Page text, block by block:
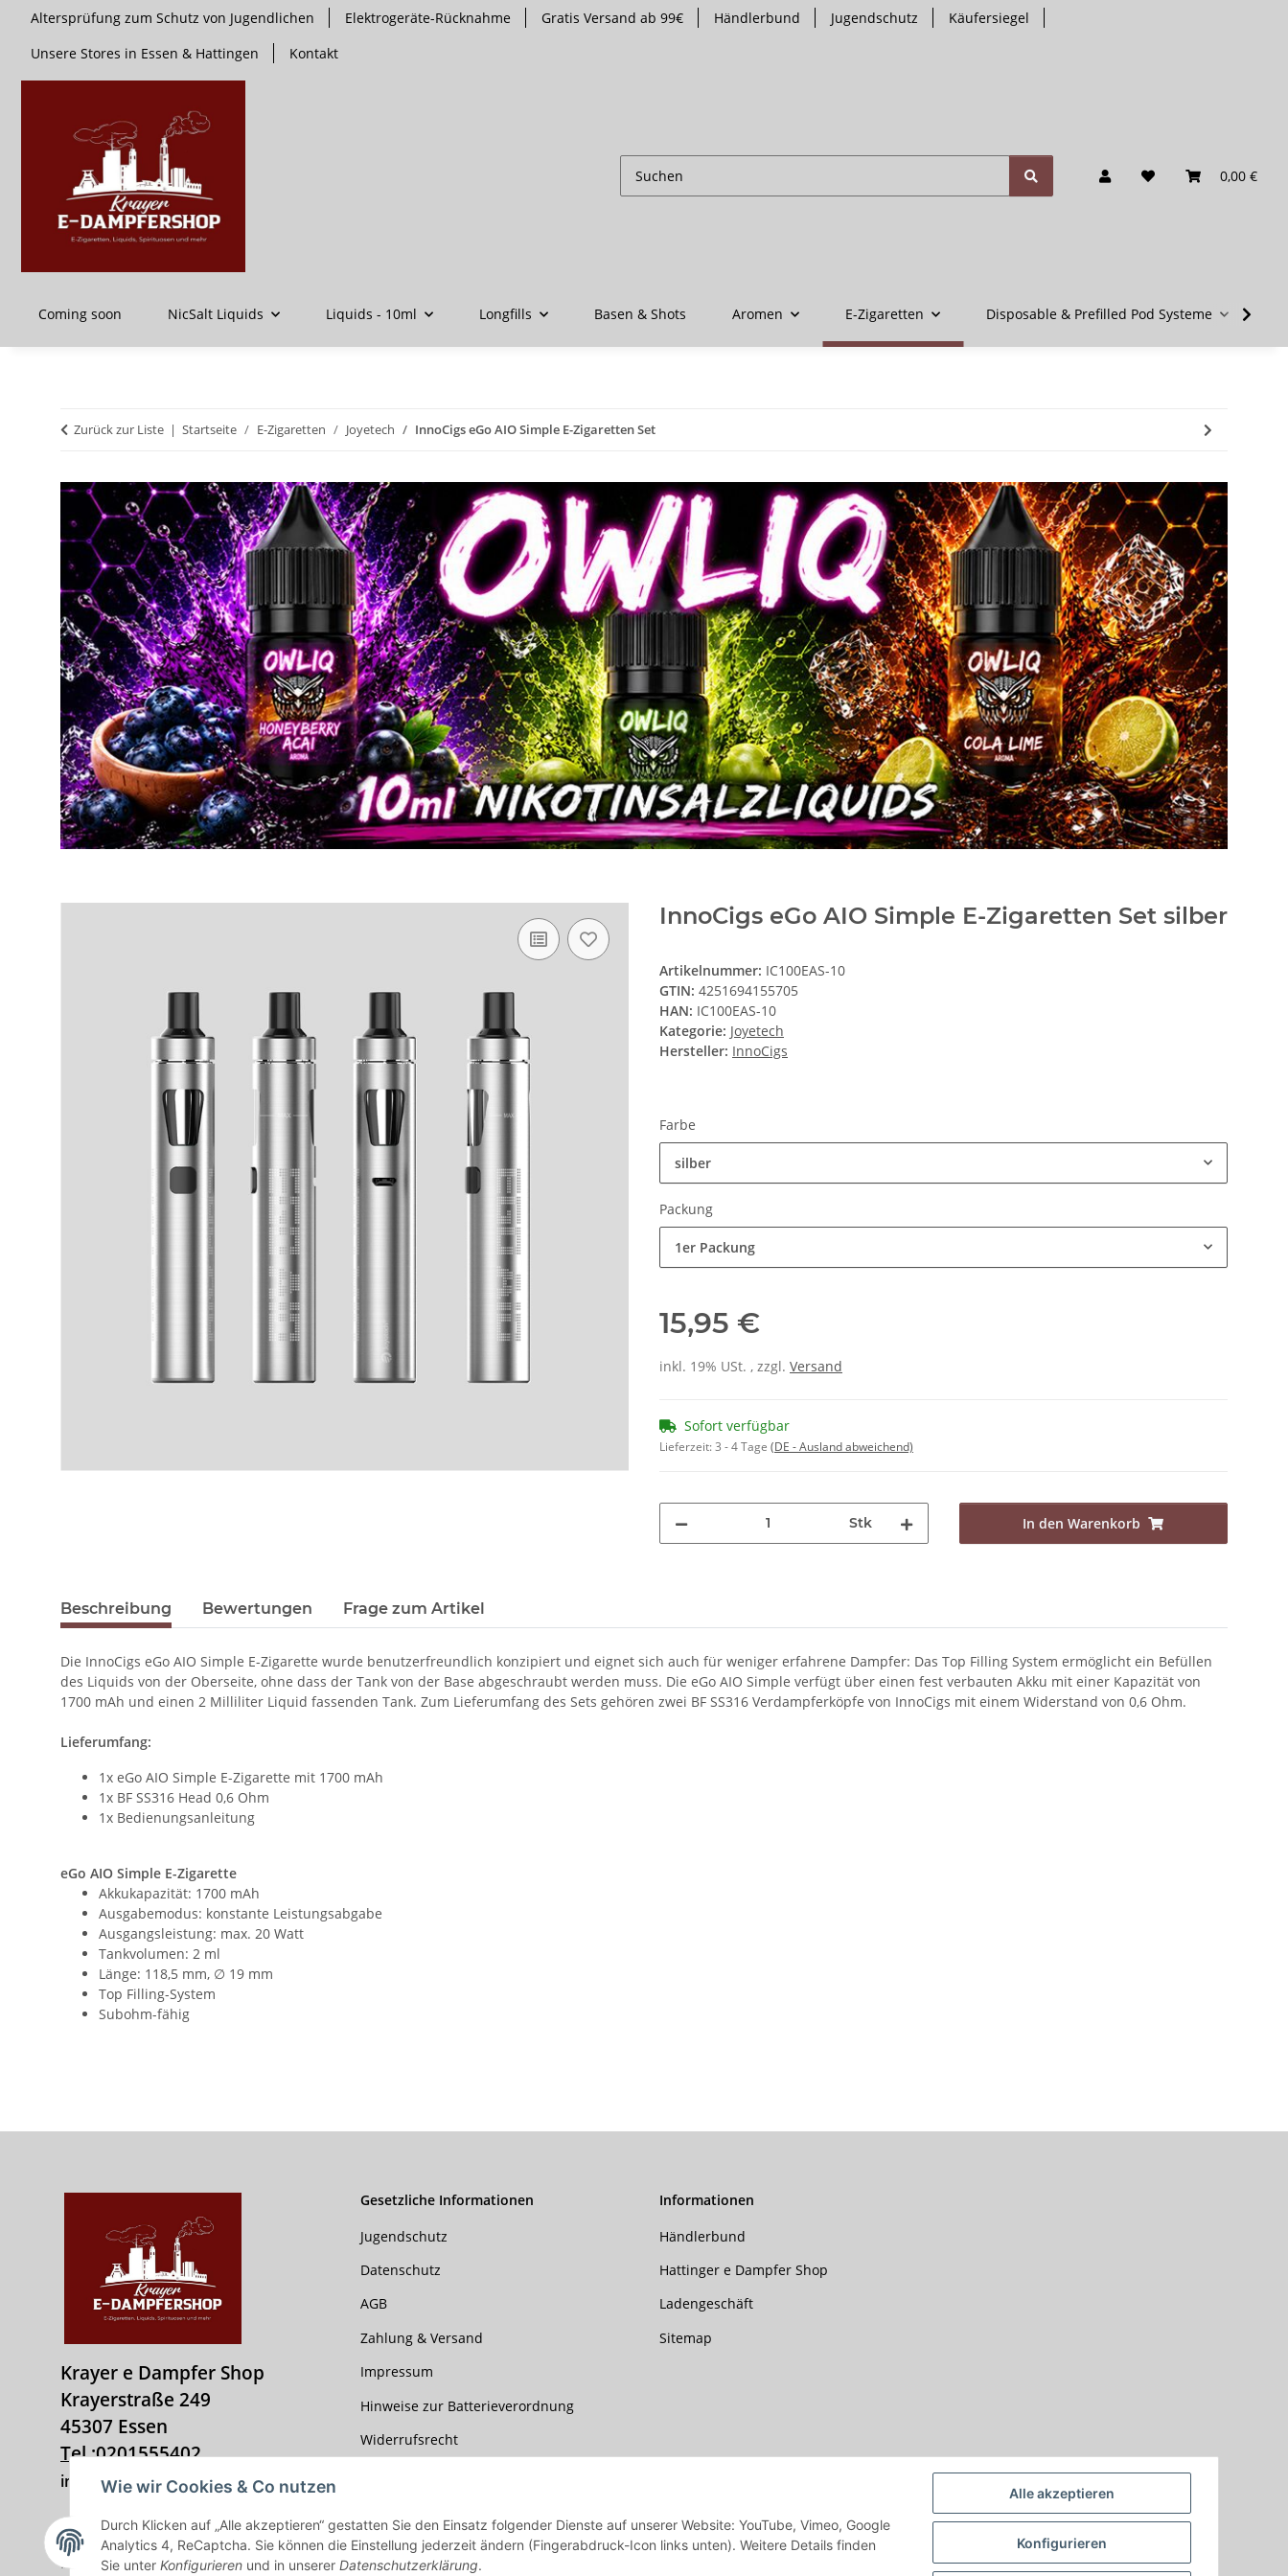
Alle akzeptieren
Konfigurieren
Wie wir Cookies & Co nutzen
Durch Klicken auf „Alle akzeptieren“ gestatten Sie den Einsatz folgender Dienste auf unserer Website: YouTube, Vimeo, Google
Analytics 4, ReCaptcha. Sie können die Einstellung jederzeit ändern (Fingerabdruck-Icon links unten). Weitere Details finden
Sie unter Konfigurieren und in unserer Datenschutzerklärung.
Altersprüfung zum Schutz von Jugendlichen Elektrogeräte-Rücknahme Gratis Versand ab 99€ Händlerbund Jugendschutz
Käufersiegel
Unsere Stores in Essen & Hattingen
Kontakt
0,00 €
Coming soon NicSalt Liquids Liquids - 10ml Longfills Basen & Shots Aromen E-Zigaretten Disposable & Prefilled Pod Systeme
Zurück zur Liste Startseite E-Zigaretten Joyetech InnoCigs eGo AIO Simple E-Zigaretten Set
InnoCigs eGo AIO Simple E-Zigaretten Set silber
Artikelnummer: IC100EAS-10
GTIN: 4251694155705
HAN: IC100EAS-10
Kategorie: Joyetech
Hersteller: InnoCigs
Farbe
silber
Packung
1er Packung
15,95 €
inkl. 19% USt. , zzgl. Versand
Sofort verfügbar
Lieferzeit:3 - 4 Tage (DE - Ausland abweichend)
Stk In den Warenkorb
Beschreibung Bewertungen Frage zum Artikel
Die InnoCigs eGo AIO Simple E-Zigarette wurde benutzerfreundlich konzipiert und eignet sich auch für weniger erfahrene Dampfer: Das Top Filling System ermöglicht ein Befüllen
des Liquids von der Oberseite, ohne dass der Tank von der Base abgeschraubt werden muss. Die eGo AIO Simple verfügt über einen fest verbauten Akku mit einer Kapazität von
1700 mAh und einen 2 Milliliter Liquid fassenden Tank. Zum Lieferumfang des Sets gehören zwei BF SS316 Verdampferköpfe von InnoCigs mit einem Widerstand von 0,6 Ohm.
Lieferumfang:
1x eGo AIO Simple E-Zigarette mit 1700 mAh
1x BF SS316 Head 0,6 Ohm
1x Bedienungsanleitung
eGo AIO Simple E-Zigarette
Akkukapazität: 1700 mAh
Ausgabemodus: konstante Leistungsabgabe
Ausgangsleistung: max. 20 Watt
Tankvolumen: 2 ml
Länge: 118,5 mm, ∅ 19 mm
Top Filling-System
Subohm-fähig
Krayer e Dampfer Shop
Krayerstraße 249
45307 Essen
Tel.:0201555402
info@krayer-edampfer-shop.de
Gesetzliche Informationen
Jugendschutz
Datenschutz
AGB
Zahlung & Versand
Impressum
Hinweise zur Batterieverordnung
Widerrufsrecht
Informationen
Händlerbund
Hattinger e Dampfer Shop
Ladengeschäft
Sitemap
Vertrag widerrufen
* Alle Preise inkl. gesetzlicher USt., zzgl.Versand